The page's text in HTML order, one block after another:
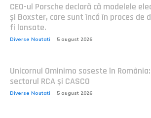
CEO-ul Porsche declară că modelele
și Boxster, care sunt încă în proces de
fi lansate.
Diverse Noutati 5 august 2026
Unicornul Ominimo soseste în
sectorul RCA și CASCO
Diverse Noutati 5 august 2026